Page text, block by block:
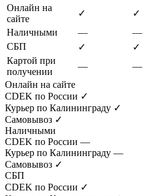
Онлайн на
сайте
✓ ✓
Наличными
— —
СБП
✓ ✓
Картой при
получении
— —
Онлайн на сайте
CDEK по России ✓
Курьер по Калининграду ✓
Самовывоз ✓
Наличными
CDEK по России —
Курьер по Калининграду —
Самовывоз ✓
СБП
CDEK по России ✓